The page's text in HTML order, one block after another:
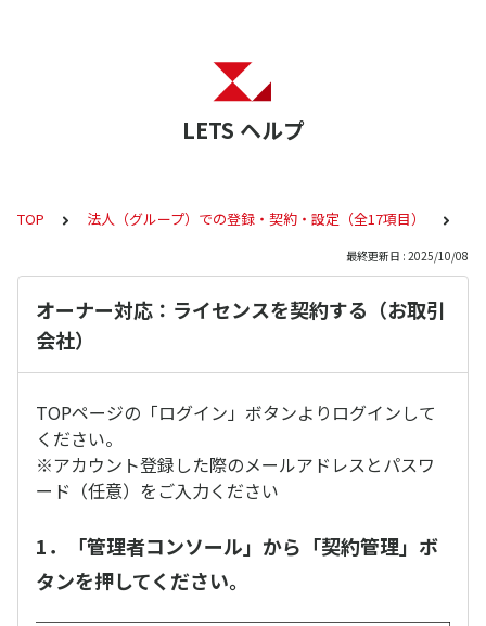
LETS ヘルプ
TOP 法人（グループ）での登録・契約・設定（全17項目）
最終更新日 : 2025/10/08
オーナー対応：ライセンスを契約する（お取引
会社）
TOPページの「ログイン」ボタンよりログインして
ください。
※アカウント登録した際のメールアドレスとパスワ
ード（任意）をご入力ください
1．「管理者コンソール」から「契約管理」ボ
タンを押してください。